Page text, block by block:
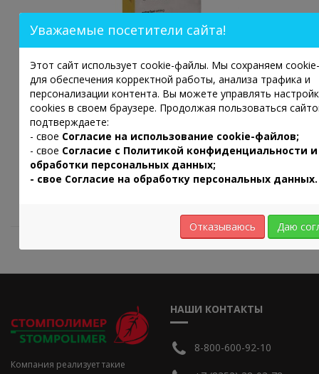
АЛЬГИНАТНАЯ СЛЕПОЧНАЯ МАССА ОРТОПРИНТ
500 ГР. (ZHERMACK)
700р.
Компания реализует такие
НАШИ КОНТАКТЫ
8-800-600-92-10
Уважаемые посетители сайта!
Этот сайт использует cookie-файлы. Мы сохраняем
для обеспечения корректной работы, анализа трафика и
персонализации контента. Вы можете управлять
cookies в своем браузере. Продолжая пользоваться
подтверждаете:
- свое Согласие на использование cookie-файлов;
- свое Согласие с Политикой конфиденциальности и
обработки персональных данных;
- свое Согласие на обработку персональных данных.
Отказываюсь Даю